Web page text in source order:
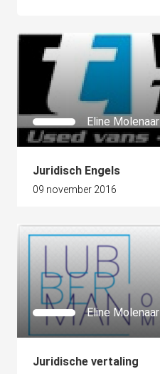
Eline Molenaar
Juridisch Engels
09 november 2016
Eline Molenaar
Juridische vertaling